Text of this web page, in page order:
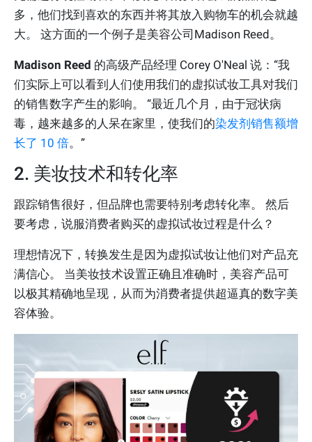
多，他们找到喜欢的东西并将其放入购物车的机会就越
大。 这方面的一个例子是美容公司Madison Reed。
Madison Reed 的高级产品经理 Corey O'Neal 说：“我
们实际上可以看到人们使用我们的虚拟试妆工具对我们
的销售数字产生的影响。 “最近几个月，由于冠状病
毒，越来越多的人呆在家里，使我们的染发剂销售额增
长了 10 倍。”
2. 美妆技术和转化率
跟踪销售很好，但品牌也需要特别考虑转化率。 然后
要考虑，说服消费者购买的虚拟试妆过程是什么？
理想情况下，转换发生是因为虚拟试妆让他们对产品充
满信心。 当美妆技术设置正确且准确时，美容产品可
以极其精确地呈现，从而为消费者提供超逼真的数字美
容体验。